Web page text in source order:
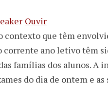
Ouvir
contexto que têm
corrente ano letivo têm
famílias dos alunos. A
do dia de ontem e